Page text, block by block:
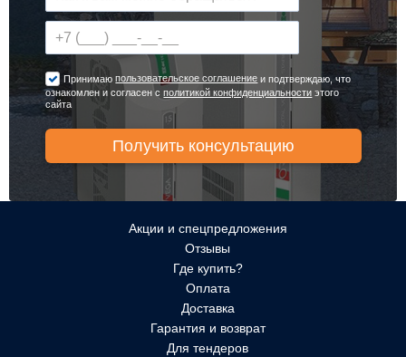
Принимаюпользовательское соглашение и подтверждаю, что
ознакомлен и согласен сполитикой конфиденциальности этого
сайта
Акции и спецпредложения
Отзывы
Где купить?
Оплата
Доставка
Гарантия и возврат
Для тендеров